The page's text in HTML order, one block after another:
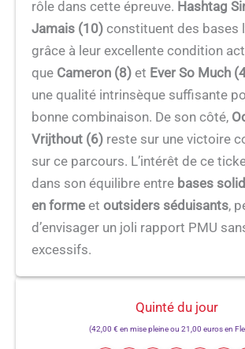
rôle dans cette épreuve. Hashtag
Jamais (10) constituent des bases
grâce à leur excellente condition
que Cameron (8) et Ever So Much
une qualité intrinsèque suffisante
bonne combinaison. De son côté,
Vrijthout (6) reste sur une victoire
sur ce parcours. L’intérêt de ce
dans son équilibre entre bases
en forme et outsiders séduisants,
d’envisager un joli rapport PMU
excessifs.
Quinté du jour
(42,00 € en mise pleine ou 21,00 euros en